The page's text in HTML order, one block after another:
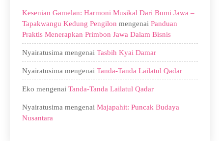
Kesenian Gamelan: Harmoni Musikal Dari Bumi Jawa –
Tapakwangu Kedung Pengilon mengenai Panduan
Praktis Menerapkan Primbon Jawa Dalam Bisnis
Nyairatusima mengenai Tasbih Kyai Damar
Nyairatusima mengenai Tanda-Tanda Lailatul Qadar
Eko mengenai Tanda-Tanda Lailatul Qadar
Nyairatusima mengenai Majapahit: Puncak Budaya
Nusantara